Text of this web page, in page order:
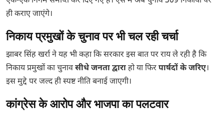
ही कराए जाएंगे।
निकाय प्रमुखों के चुनाव पर भी चल रही चर्चा
झाबर सिंह खर्रा ने यह भी कहा कि सरकार इस बात पर राय ले रही है कि
निकाय प्रमुखों का चुनावसीधे जनता द्वाराहो या फिरपार्षदों के जरिए।
इस मुद्दे पर जल्द ही स्पष्ट नीति बनाई जाएगी।
कांग्रेस के आरोप और भाजपा का पलटवार